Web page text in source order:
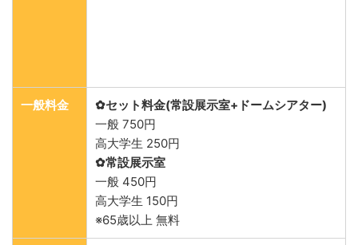
一般料金
✿セット料金(常設展示室+ドームシアター)
一般 750円
高大学生 250円
✿常設展示室
一般 450円
高大学生 150円
※65歳以上 無料